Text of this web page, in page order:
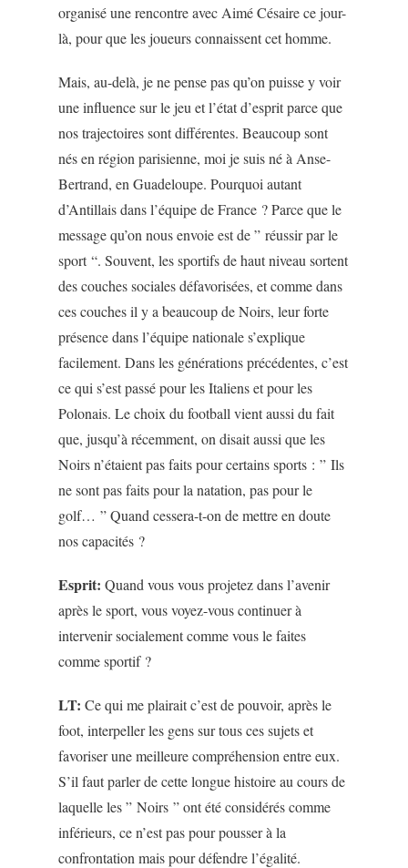
organisé une rencontre avec Aimé Césaire ce jour-
là, pour que les joueurs connaissent cet homme.
Mais, au-delà, je ne pense pas qu’on puisse y voir
une influence sur le jeu et l’état d’esprit parce que
nos trajectoires sont différentes. Beaucoup sont
nés en région parisienne, moi je suis né à Anse-
Bertrand, en Guadeloupe. Pourquoi autant
d’Antillais dans l’équipe de France ? Parce que le
message qu’on nous envoie est de ” réussir par le
sport “. Souvent, les sportifs de haut niveau sortent
des couches sociales défavorisées, et comme dans
ces couches il y a beaucoup de Noirs, leur forte
présence dans l’équipe nationale s’explique
facilement. Dans les générations précédentes, c’est
ce qui s’est passé pour les Italiens et pour les
Polonais. Le choix du football vient aussi du fait
que, jusqu’à récemment, on disait aussi que les
Noirs n’étaient pas faits pour certains sports : ” Ils
ne sont pas faits pour la natation, pas pour le
golf… ” Quand cessera-t-on de mettre en doute
nos capacités ?
Esprit: Quand vous vous projetez dans l’avenir
après le sport, vous voyez-vous continuer à
intervenir socialement comme vous le faites
comme sportif ?
LT: Ce qui me plairait c’est de pouvoir, après le
foot, interpeller les gens sur tous ces sujets et
favoriser une meilleure compréhension entre eux.
S’il faut parler de cette longue histoire au cours de
laquelle les ” Noirs ” ont été considérés comme
inférieurs, ce n’est pas pour pousser à la
confrontation mais pour défendre l’égalité.